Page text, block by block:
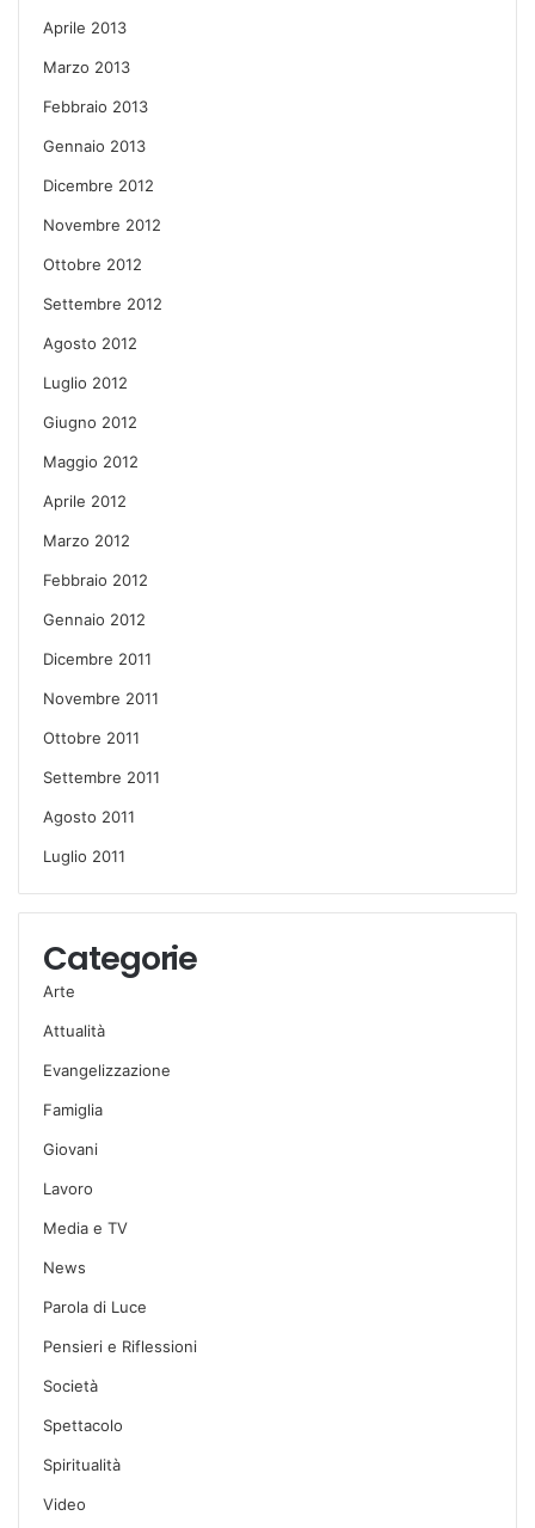
Aprile 2013
Marzo 2013
Febbraio 2013
Gennaio 2013
Dicembre 2012
Novembre 2012
Ottobre 2012
Settembre 2012
Agosto 2012
Luglio 2012
Giugno 2012
Maggio 2012
Aprile 2012
Marzo 2012
Febbraio 2012
Gennaio 2012
Dicembre 2011
Novembre 2011
Ottobre 2011
Settembre 2011
Agosto 2011
Luglio 2011
Categorie
Arte
Attualità
Evangelizzazione
Famiglia
Giovani
Lavoro
Media e TV
News
Parola di Luce
Pensieri e Riflessioni
Società
Spettacolo
Spiritualità
Video